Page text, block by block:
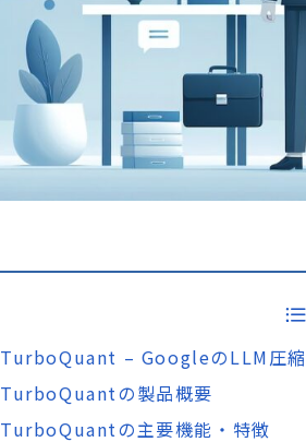
TurboQuant – GoogleのLLM圧縮
TurboQuantの製品概要
TurboQuantの主要機能・特徴